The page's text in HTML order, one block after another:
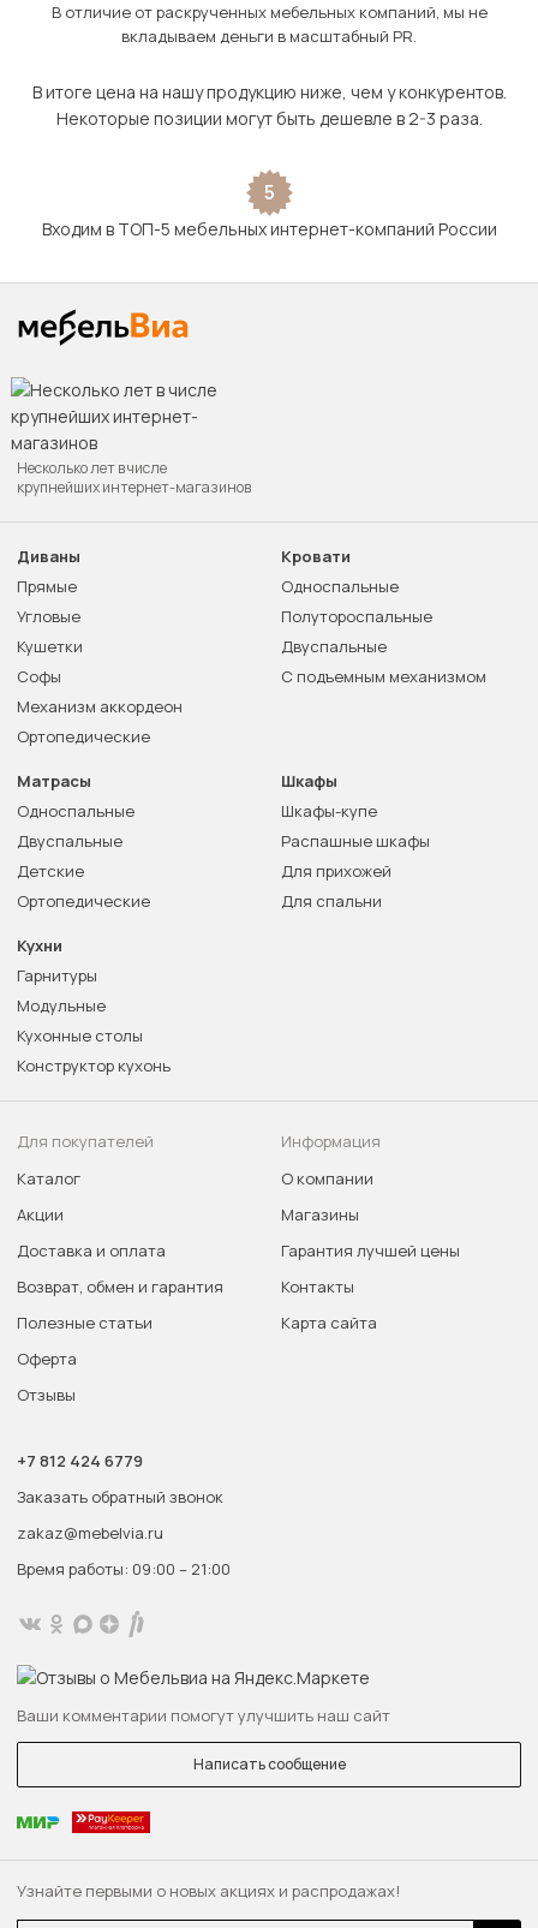
В отличие от раскрученных мебельных компаний, мы не
вкладываем деньги в масштабный PR.
В итоге цена на нашу продукцию ниже, чем у конкурентов.
Некоторые позиции могут быть дешевле в 2-3 раза.
5
Входим в ТОП-5 мебельных интернет-компаний России
Узнайте первыми о новых акциях и распродажах!
Несколько лет в числе
крупнейших интернет-магазинов
Диваны
Прямые
Угловые
Кушетки
Софы
Механизм аккордеон
Ортопедические
Кровати
Односпальные
Полутороспальные
Двуспальные
С подъемным механизмом
Матрасы
Односпальные
Двуспальные
Детские
Ортопедические
Шкафы
Шкафы-купе
Распашные шкафы
Для прихожей
Для спальни
Кухни
Гарнитуры
Модульные
Кухонные столы
Конструктор кухонь
Для покупателей
Каталог
Акции
Доставка и оплата
Возврат, обмен и гарантия
Полезные статьи
Оферта
Отзывы
Информация
О компании
Магазины
Гарантия лучшей цены
Контакты
Карта сайта
+7 812 424 6779
Заказать обратный звонок
zakaz@mebelvia.ru
Время работы: 09:00 – 21:00
Ваши комментарии помогут улучшить наш сайт
Написать сообщение